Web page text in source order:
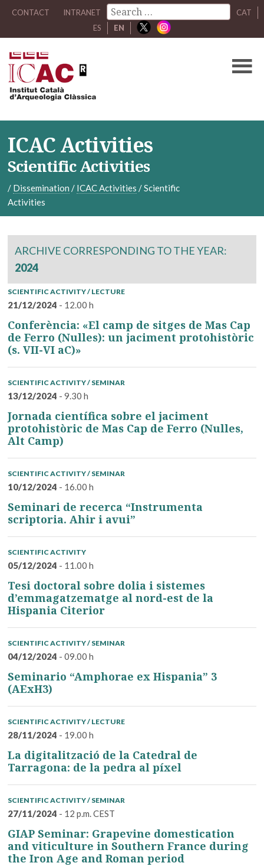
CONTACT INTRANET
CAT
ES
EN
ICAC Activities
Scientific Activities
/ Dissemination / ICAC Activities /Scientific
Activities
ARCHIVE CORRESPONDING TO THE YEAR:
2024
SCIENTIFIC ACTIVITY / LECTURE
21/12/2024 - 12.00 h
Conferència: «El camp de sitges de Mas Cap
de Ferro (Nulles): un jaciment protohistòric
(s. VII-VI aC)»
SCIENTIFIC ACTIVITY / SEMINAR
13/12/2024 - 9.30 h
Jornada científica sobre el jaciment
protohistòric de Mas Cap de Ferro (Nulles,
Alt Camp)
SCIENTIFIC ACTIVITY / SEMINAR
10/12/2024 - 16.00 h
Seminari de recerca “Instrumenta
scriptoria. Ahir i avui”
SCIENTIFIC ACTIVITY
05/12/2024 - 11.00 h
Tesi doctoral sobre dolia i sistemes
d’emmagatzematge al nord-est de la
Hispania Citerior
SCIENTIFIC ACTIVITY / SEMINAR
04/12/2024 - 09.00 h
Seminario “Amphorae ex Hispania” 3
(AExH3)
SCIENTIFIC ACTIVITY / LECTURE
28/11/2024 - 19.00 h
La digitalització de la Catedral de
Tarragona: de la pedra al píxel
SCIENTIFIC ACTIVITY / SEMINAR
27/11/2024 - 12 p.m. CEST
GIAP Seminar: Grapevine domestication
and viticulture in Southern France during
the Iron Age and Roman period